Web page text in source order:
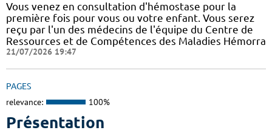
Vous venez en consultation d'hémostase pour la
première fois pour vous ou votre enfant. Vous serez
reçu par l'un des médecins de l'équipe du Centre de
Ressources et de Compétences des Maladies Hémorra
21/07/2026 19:47
PAGES
relevance: 100%
Présentation